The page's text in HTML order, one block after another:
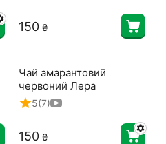
‍150‍ ₴
Чай амарантовий
червоний Лера
5(7)
‍150‍ ₴